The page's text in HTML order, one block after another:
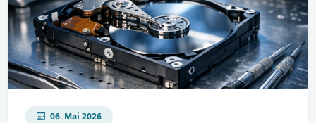
06. Mai 2026